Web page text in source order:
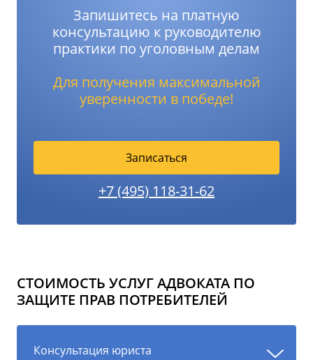
Запишитесь на платную
консультацию к руководителю
практики по уголовным делам
Для получения максимальной
уверенности в победе!
Записаться
+7 (495) 118-31-62
СТОИМОСТЬ УСЛУГ АДВОКАТА ПО
ЗАЩИТЕ ПРАВ ПОТРЕБИТЕЛЕЙ
Консультация юриста